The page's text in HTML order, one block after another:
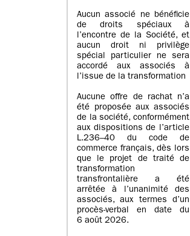
Aucun associé ne bénéficie
de droits spéciaux à
l’encontre de la Société, et
aucun droit ni privilège
spécial particulier ne sera
accordé aux associés à
l’issue de la transformation
Aucune offre de rachat n’a
été proposée aux associés
de la société, conformément
aux dispositions de l’article
L.236–40 du code de
commerce français, dès lors
que le projet de traité de
transformation
transfrontalière a été
arrêtée à l’unanimité des
associés, aux termes d’un
procès-verbal en date du
6 août 2026.